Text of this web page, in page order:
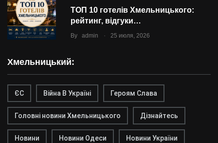
ТОП 10 готелів Хмельницького:
рейтинг, відгуки…
By admin . 25 июля, 2026
Хмельницький:
ЄС Війна В Україні Героям Слава
Головні новини Хмельницького Дізнайтесь
Новини Новини Одеси Новини України